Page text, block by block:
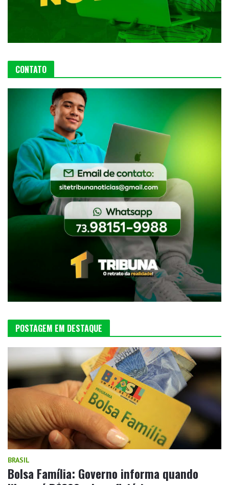
CONTATO
POSTAGEM EM DESTAQUE
BRASIL
Bolsa Família: Governo informa quando